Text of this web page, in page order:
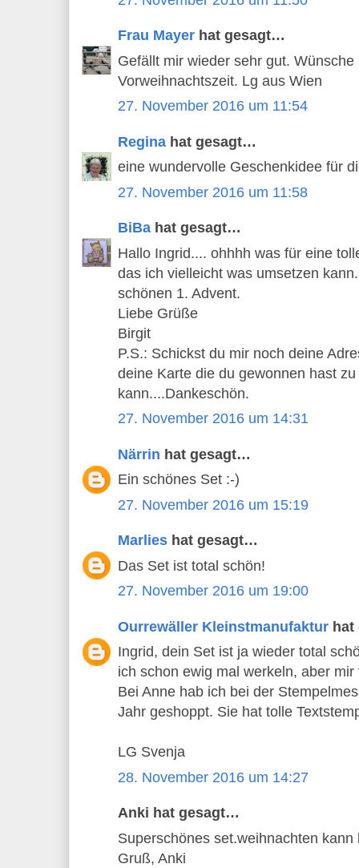
Frau Mayer hat gesagt…
Gefällt mir wieder sehr gut.
Vorweihnachtszeit. Lg aus Wien
27. November 2016 um 11:54
Regina hat gesagt…
eine wundervolle Geschenkidee für
27. November 2016 um 11:58
BiBa hat gesagt…
Hallo Ingrid.... ohhhh was für eine
das ich vielleicht was umsetzen
schönen 1. Advent.
Liebe Grüße
Birgit
P.S.: Schickst du mir noch deine
deine Karte die du gewonnen hast
kann....Dankeschön.
27. November 2016 um 14:31
Närrin hat gesagt…
Ein schönes Set :-)
27. November 2016 um 15:19
Marlies hat gesagt…
Das Set ist total schön!
27. November 2016 um 19:00
Ourrewäller Kleinstmanufaktur
Ingrid, dein Set ist ja wieder total
ich schon ewig mal werkeln, aber
Bei Anne hab ich bei der
Jahr geshoppt. Sie hat tolle
LG Svenja
28. November 2016 um 14:27
Anki hat gesagt…
Superschönes set.weihnachten
Gruß, Anki